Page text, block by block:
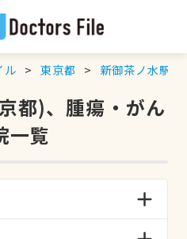
ル 東京都 新御茶ノ水駅
都)、腫瘍・がん
一覧